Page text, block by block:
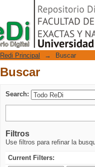
Buscar
Repositorio Digital
Redi Principal → Buscar
Buscar
Search:
Filtros
Use filtros para refinar la
Current Filters: